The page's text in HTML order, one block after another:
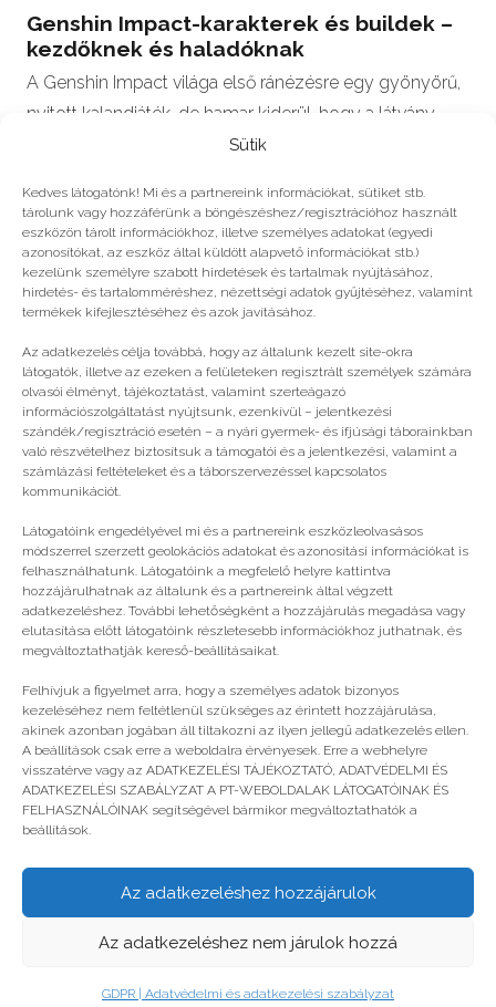
Sütik
Kedves látogatónk! Mi és a partnereink információkat, sütiket stb.
tárolunk vagy hozzáférünk a böngészéshez/regisztrációhoz használt
eszközön tárolt információkhoz, illetve személyes adatokat (egyedi
azonosítókat, az eszköz által küldött alapvető információkat stb.)
kezelünk személyre szabott hirdetések és tartalmak nyújtásához,
hirdetés- és tartalomméréshez, nézettségi adatok gyűjtéséhez, valamint
termékek kifejlesztéséhez és azok javításához.
Az adatkezelés célja továbbá, hogy az általunk kezelt site-okra
látogatók, illetve az ezeken a felületeken regisztrált személyek számára
olvasói élményt, tájékoztatást, valamint szerteágazó
információszolgáltatást nyújtsunk, ezenkívül – jelentkezési
szándék/regisztráció esetén – a nyári gyermek- és ifjúsági táborainkban
való részvételhez biztosítsuk a támogatói és a jelentkezési, valamint a
számlázási feltételeket és a táborszervezéssel kapcsolatos
kommunikációt.
Látogatóink engedélyével mi és a partnereink eszközleolvasásos
módszerrel szerzett geolokációs adatokat és azonosítási információkat is
felhasználhatunk. Látogatóink a megfelelő helyre kattintva
hozzájárulhatnak az általunk és a partnereink által végzett
adatkezeléshez. További lehetőségként a hozzájárulás megadása vagy
elutasítása előtt látogatóink részletesebb információkhoz juthatnak, és
megváltoztathatják kereső-beállításaikat.
Felhívjuk a figyelmet arra, hogy a személyes adatok bizonyos
kezeléséhez nem feltétlenül szükséges az érintett hozzájárulása,
akinek azonban jogában áll tiltakozni az ilyen jellegű adatkezelés ellen.
A beállítások csak erre a weboldalra érvényesek. Erre a webhelyre
visszatérve vagy az ADATKEZELÉSI TÁJÉKOZTATÓ, ADATVÉDELMI ÉS
ADATKEZELÉSI SZABÁLYZAT A PT-WEBOLDALAK LÁTOGATÓINAK ÉS
FELHASZNÁLÓINAK segítségével bármikor megváltoztathatók a
beállítások.
Az adatkezeléshez hozzájárulok
Az adatkezeléshez nem járulok hozzá
GDPR | Adatvédelmi és adatkezelési szabályzat
Genshin Impact-karakterek és buildek –
kezdőknek és haladóknak
A Genshin Impact világa első ránézésre egy gyönyörű,
nyitott kalandjáték, de hamar kiderül, hogy a látvány
mögött egy összetett rendszer…
#2026
Még több
Sportolj, mozogj, fesztiválozz!
© legjobbtabor.hu